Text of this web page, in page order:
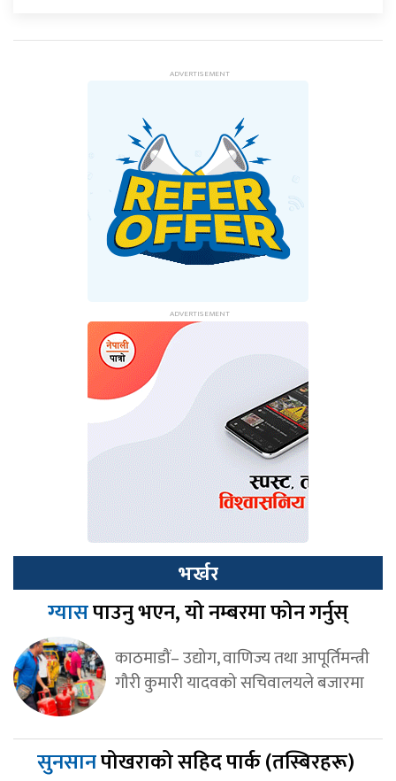
भर्खर
ग्यासपाउनु भएन, यो नम्बरमा फोन गर्नुस्
काठमाडौं– उद्योग, वाणिज्य तथा आपूर्तिमन्त्री
गौरी कुमारी यादवको सचिवालयले बजारमा
सुनसानपोखराको सहिद पार्क (तस्बिरहरू)